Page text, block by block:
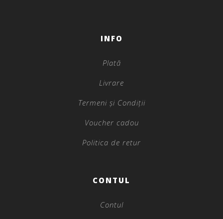
INFO
Plată
Livrare
Termeni și Condiții
Voucher cadou
Politica de retur
CONTUL
Contul